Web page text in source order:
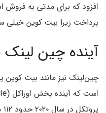
افزود که برای مدتی به
پرداخت زیرا بیت کوین خیلی
آینده چین
چین‌لینک نیز مانند بیت کوین